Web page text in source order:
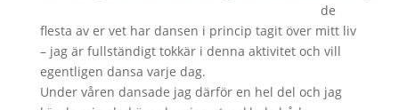
de
flesta av er vet har dansen i princip tagit över mitt liv
– jag är fullständigt tokkär i denna aktivitet och vill
egentligen dansa varje dag.
Under våren dansade jag därför en hel del och jag